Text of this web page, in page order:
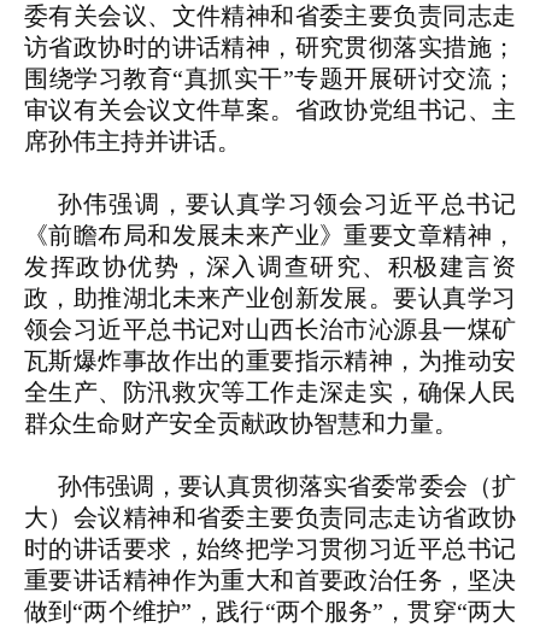
委有关会议、文件精神和省委主要负责同志走
访省政协时的讲话精神，研究贯彻落实措施；
围绕学习教育“真抓实干”专题开展研讨交流；
审议有关会议文件草案。省政协党组书记、主
席孙伟主持并讲话。
孙伟强调，要认真学习领会习近平总书记
《前瞻布局和发展未来产业》重要文章精神，
发挥政协优势，深入调查研究、积极建言资
政，助推湖北未来产业创新发展。要认真学习
领会习近平总书记对山西长治市沁源县一煤矿
瓦斯爆炸事故作出的重要指示精神，为推动安
全生产、防汛救灾等工作走深走实，确保人民
群众生命财产安全贡献政协智慧和力量。
孙伟强调，要认真贯彻落实省委常委会（扩
大）会议精神和省委主要负责同志走访省政协
时的讲话要求，始终把学习贯彻习近平总书记
重要讲话精神作为重大和首要政治任务，坚决
做到“两个维护”，践行“两个服务”，贯穿“两大